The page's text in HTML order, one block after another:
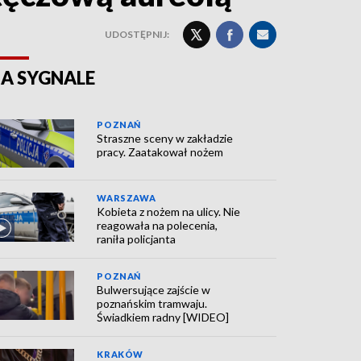
UDOSTĘPNIJ:
SYGNALE
POZNAŃ
Straszne sceny w zakładzie
pracy. Zaatakował nożem
WARSZAWA
Kobieta z nożem na ulicy. Nie
reagowała na polecenia,
raniła policjanta
POZNAŃ
Bulwersujące zajście w
poznańskim tramwaju.
Świadkiem radny [WIDEO]
KRAKÓW